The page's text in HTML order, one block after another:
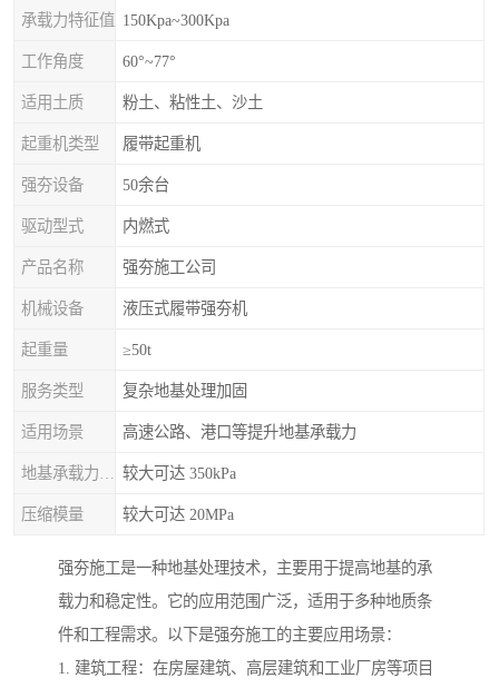
承载力特征值 150Kpa~300Kpa
工作角度 60°~77°
适用土质 粉土、粘性土、沙土
起重机类型 履带起重机
强夯设备 50余台
驱动型式 内燃式
产品名称 强夯施工公司
机械设备 液压式履带强夯机
起重量 ≥50t
服务类型 复杂地基处理加固
适用场景 高速公路、港口等提升地基承载力
较大可达 350kPa
压缩模量 较大可达 20MPa
强夯施工是一种地基处理技术，主要用于提高地基的承
载力和稳定性。它的应用范围广泛，适用于多种地质条
件和工程需求。以下是强夯施工的主要应用场景：
1. 建筑工程：在房屋建筑、高层建筑和工业厂房等项目